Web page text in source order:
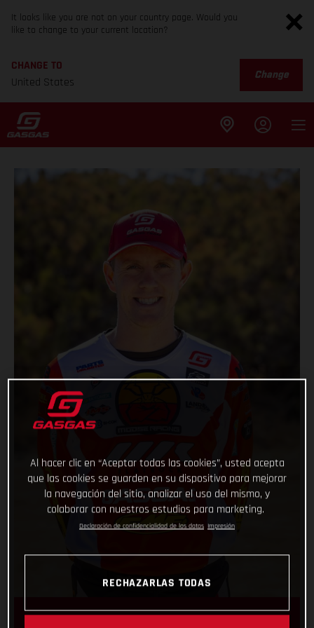
It looks like you are not on your country page. Would you
like to change to your current location?
CHANGE TO
United States
Change
Al hacer clic en “Aceptar todas las cookies”, usted acepta
que las cookies se guarden en su dispositivo para mejorar
la navegación del sitio, analizar el uso del mismo, y
colaborar con nuestros estudios para marketing.
Declaración de confidencialidad de los datos Impresión
RECHAZARLAS TODAS